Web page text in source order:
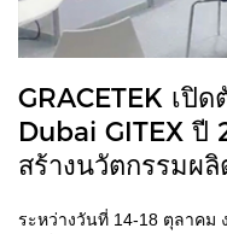
GRACETEK เปิ
Dubai GITEX ปี
สร้างนวัตกรรมผ
ระหว่างวันที่ 14-18 ตุลาคม